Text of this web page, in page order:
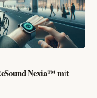
Nexia™ mit